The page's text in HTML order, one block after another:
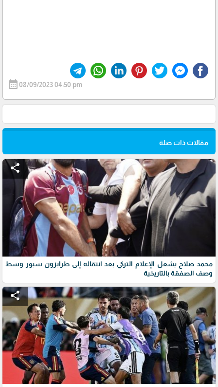
calendar_month08/09/2023 04:50 pm
مقالات ذات صلة
share
محمد صلاح يشعل الإعلام التركي بعد انتقاله إلى طرابزون سبور وسط
وصف الصفقة بالتاريخية
share